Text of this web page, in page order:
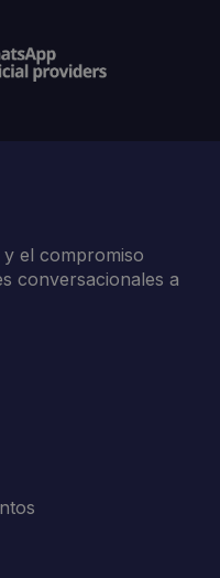
el compromiso
conversacionales a